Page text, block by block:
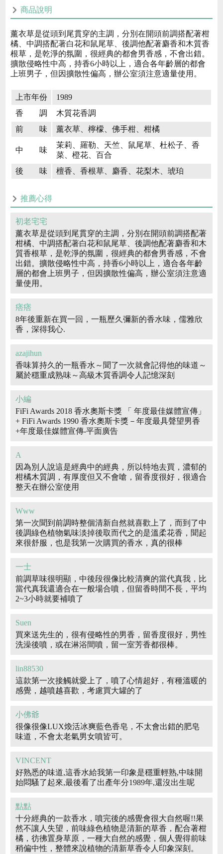
商品說明
薰衣草是從頭到尾貫穿的主調，分別在開頭前調搭配著柑
橘、中調搭配著白花和鼠尾草、後調他配著麝香和木質香
根草，是乾淨的氛圍，很經典的都會男香感，不會出錯。
擴散侵略性中高，持香6小時以上，適合各年齡層的都會
上班男子，但因擴散性偏高，辦公室須注意適量使用。
上市年份
1989
香 調
木質花香調
前 味
薰衣草、檸檬、佛手柑、柑橘
中 味
茉莉、羅勒、天竺、鼠尾草、杜松子、香
菜、橙花、百合
後 味
檀香、香根草、麝香、花梨木、琥珀
推薦心得
初老宅宅
薰衣草是從頭到尾貫穿的主調，分別在開頭前調搭配著
柑橘、中調搭配著白花和鼠尾草、後調他配著麝香和木
質香根草，是乾淨的氛圍，很經典的都會男香感，不會
出錯。擴散侵略性中高，持香6小時以上，適合各年齡
層的都會上班男子，但因擴散性偏高，辦公室須注意適
量使用。
痞痞
8年後重新在買一回，一瓶歷久彌新的香水味，儒雅欣
香，深得我心.
azajihun
香味算持久的一瓶香水～聞了一次就會記得他的味道～
屬於穩重成熟味～高級木質香調令人記憶深刻
小編
FiFi Awards 2018 香水奧斯卡獎 「 年度最佳媒體宣傳」
+ FiFi Awards 1990 香水奧斯卡獎－年度最具聲望男香
+年度最佳媒體宣傳-平面廣告
A
因為別人說這是經典中的經典，所以特地去買，濃郁的
柑橘木質調，有厚度但又不會嗆，留香度很好，很適合
整天在辦公室使用
Www
第一次聞到前調時整個清新自然就喜歡上了，而到了中
後調綠色植物氣味淡掉後取而代之的是溫柔花香，聞起
來很舒服，也是我第一次購買的香水，真的很棒
一士
前調草味很明顯，中後段很像比較清爽的當代真我，比
當代真我還適合在一般場合噴，但留香時間不長，平均
2~3小時就要補噴了
Suen
買來送先生的，很有侵略性的男香，留香度很好，男性
洗澡後噴，或在淋浴間噴，留一室芳香都很棒。
lin88530
這款第一次接觸就愛上了，噴了心情超好，有種溫暖的
感覺，越噴越喜歡，考慮買大罐的了
小佛爺
很像很像LUX煥活冰爽藍色香皂，不太會出錯的肥皂
味道，不會太老氣男女噴皆可。
VINCENT
好熟悉的味道,這香水給我第一印象是穩重輕熟,中味開
始悶騷了起來,最後看了出產年分1989年,還沒出生呢
點點
十分經典的一款香水，噴完後的感覺會很大自然喔!!果
然不讓人失望，前味綠色植物是清新的草香，配合著柑
橘，彷彿置身草原，一種大自然的感覺，個人覺得前味
稍偏中性，整體來說植物的清新草香令人印象深刻。